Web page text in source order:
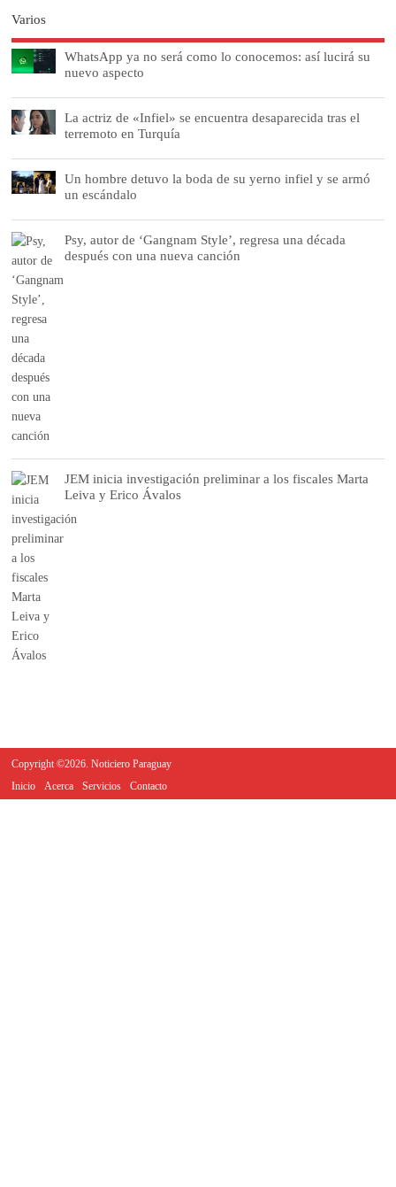
Varios
WhatsApp ya no será como lo conocemos: así lucirá su
nuevo aspecto
La actriz de «Infiel» se encuentra desaparecida tras el
terremoto en Turquía
Un hombre detuvo la boda de su yerno infiel y se armó
un escándalo
Psy, autor de ‘Gangnam Style’, regresa una década
después con una nueva canción
JEM inicia investigación preliminar a los fiscales Marta
Leiva y Erico Ávalos
Copyright ©2026. Noticiero Paraguay
Inicio
Acerca Servicios Contacto